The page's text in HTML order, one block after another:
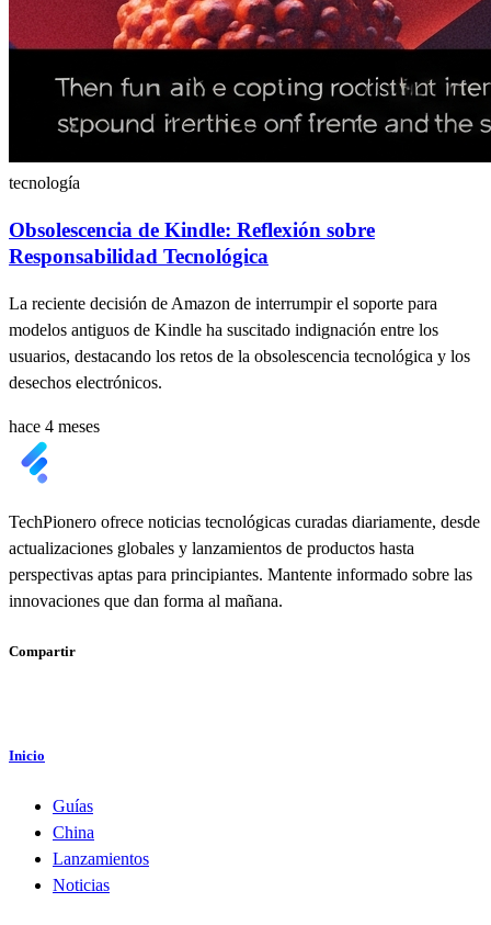
tecnología
Obsolescencia de Kindle: Reflexión sobre
Responsabilidad Tecnológica
La reciente decisión de Amazon de interrumpir el soporte para
modelos antiguos de Kindle ha suscitado indignación entre los
usuarios, destacando los retos de la obsolescencia tecnológica y los
desechos electrónicos.
hace 4 meses
TechPionero ofrece noticias tecnológicas curadas diariamente, desde
actualizaciones globales y lanzamientos de productos hasta
perspectivas aptas para principiantes. Mantente informado sobre las
innovaciones que dan forma al mañana.
Compartir
Inicio
Guías
China
Lanzamientos
Noticias